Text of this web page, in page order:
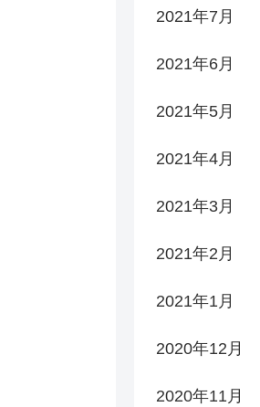
2021年7月
2021年6月
2021年5月
2021年4月
2021年3月
2021年2月
2021年1月
2020年12月
2020年11月